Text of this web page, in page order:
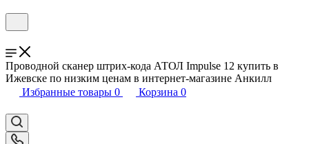
Проводной сканер штрих-кода АТОЛ Impulse 12 купить в
Ижевске по низким ценам в интернет-магазине Анкилл
Избранные товары 0 Корзина 0